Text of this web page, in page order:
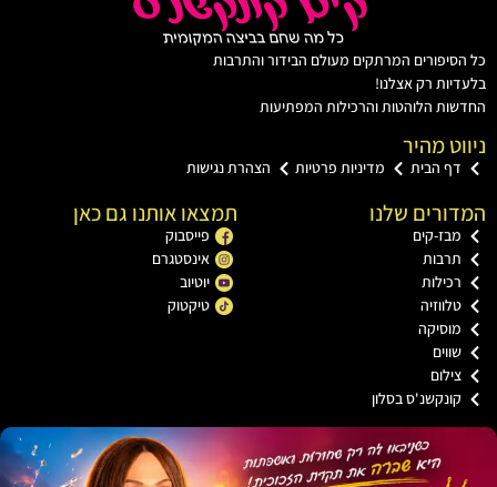
המרתקים מעולם הבידור והתרבות
רק אצלנו!
הלוהטות והרכילות המפתיעות
מהיר
הבית מדיניות פרטיות הצהרת נגישות
שלנו
קים
בסלון
תמצאו אותנו גם כאן
פייסבוק
אינסטגרם
יוטיוב
טיקטוק